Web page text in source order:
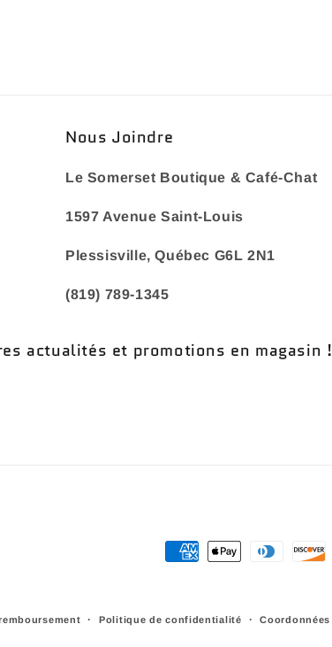
Nous Joindre
Le Somerset Boutique & Café-Chat
1597 Avenue Saint-Louis
Plessisville, Québec G6L 2N1
(819) 789-1345
actualités et promotions en magasin !
Moyens
Politique de confidentialité Coordonnées